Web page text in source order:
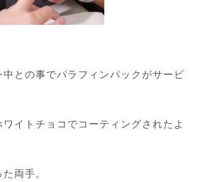
との事でパラフィンパックがサービ
イトチョコでコーティングされたよ
両手。